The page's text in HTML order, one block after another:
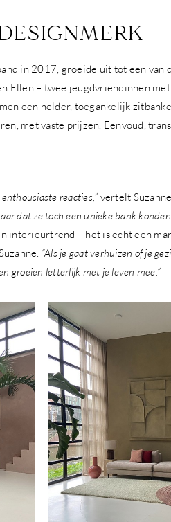
in 2017, groeide uit tot een van
Ellen – twee jeugdvriendinnen
een helder, toegankelijk
met vaste prijzen. Eenvoud,
reacties,” vertelt
dat ze toch een unieke bank
interieurtrend – het is echt een
“Als je gaat verhuizen of je
groeien letterlijk met je leven mee.”